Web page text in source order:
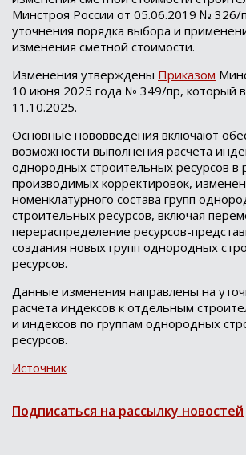
Минстроя России от 05.06.2019 № 326/
уточнения порядка выбора и
изменения сметной стоимости.
Изменения утверждены Приказом
10 июня 2025 года № 349/пр, который
11.10.2025.
Основные нововведения включают
возможности выполнения расчета
однородных строительных ресурсов в
производимых корректировок,
номенклатурного состава групп
строительных ресурсов, включая
перераспределение ресурсов-
создания новых групп однородных
ресурсов.
Данные изменения направлены на
расчета индексов к отдельным
и индексов по группам однородных
ресурсов.
Источник
Подписаться на рассылку новостей